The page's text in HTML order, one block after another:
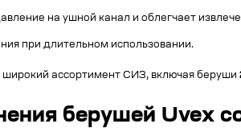
на ушной канал и облегчает
при длительном использовании.
ассортимент СИЗ, включая беруши
берушей Uvex